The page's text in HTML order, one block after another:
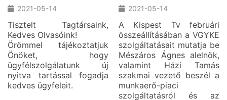
2021-05-14
Tisztelt Tagtársaink,
Kedves Olvasóink!
Örömmel tájékoztatjuk
Önöket, hogy
ügyfélszolgálatunk új
nyitva tartással fogadja
kedves ügyfeleit.
2021-05-14
A Kispest Tv februári
összeállításában a VGYKE
szolgáltatásait mutatja be
Mészáros Ágnes alelnök,
valamint Házi Tamás
szakmai vezető beszél a
munkaerő-piaci
szolgáltatásról és az